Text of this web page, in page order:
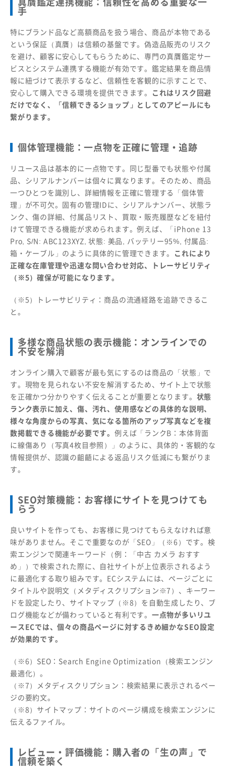
手
特にブランド品など高額商品を扱う場合、商品が本物である
という保証（真贋）は信頼の基盤です。偽造品販売のリスク
を避け、顧客に安心してもらうために、専門の真贋鑑定サー
ビスとシステム連携する機能が有効です。鑑定結果を商品情
報に紐づけて表示するなど、信頼性を客観的に示すことで、
安心して購入できる環境を提供できます。 これはリスク回避
だけでなく、「信頼できるショップ」としてのアピールにも
繋がります。
個体管理機能：一点物を正確に管理・追跡
リユース品は基本的に一点物です。同じ型番でも状態や付属
品、シリアルナンバーは個々に異なります。そのため、商品
一つひとつを識別し、詳細情報を正確に管理する「個体管
理」が不可欠。固有の管理IDに、シリアルナンバー、状態ラ
ンク、傷の詳細、付属品リスト、買取・販売履歴などを紐付
けて管理できる機能が求められます。例えば、「iPhone 13
Pro, S/N: ABC123XYZ, 状態: 美品, バッテリー95%, 付属品:
箱・ケーブル」のように具体的に管理できます。 これにより
正確な在庫管理や迅速な問い合わせ対応、トレーサビリティ
（※5）確保が可能になります。
（※5）トレーサビリティ：商品の流通経路を追跡できるこ
と。
多様な商品状態の表示機能：オンラインでの
不安を解消
オンライン購入で顧客が最も気にするのは商品の「状態」で
す。現物を見られない不安を解消するため、サイト上で状態
を正確かつ分かりやすく伝えることが重要となります。 状態
ランク表示に加え、傷、汚れ、使用感などの具体的な説明、
様々な角度からの写真、気になる箇所のアップ写真などを複
数掲載できる機能が必要です。 例えば「ランクB：本体背面
に線傷あり（写真4枚目参照）」のように、具体的・客観的な
情報提供が、認識の齟齬による返品リスク低減にも繋がりま
す。
SEO対策機能：お客様にサイトを見つけても
らう
良いサイトを作っても、お客様に見つけてもらえなければ意
味がありません。そこで重要なのが「SEO」（※6）です。検
索エンジンで関連キーワード（例：「中古 カメラ おすす
め」）で検索された際に、自社サイトが上位表示されるよう
に最適化する取り組みです。ECシステムには、ページごとに
タイトルや説明文（メタディスクリプション※7）、キーワー
ドを設定したり、サイトマップ（※8）を自動生成したり、ブ
ログ機能などが備わっていると有利です。 一点物が多いリユ
ースECでは、個々の商品ページに対するきめ細かなSEO設定
が効果的です。
（※6）SEO：Search Engine Optimization（検索エンジン
最適化）。
（※7）メタディスクリプション：検索結果に表示されるペー
ジの要約文。
（※8）サイトマップ：サイトのページ構成を検索エンジンに
伝えるファイル。
レビュー・評価機能：購入者の「生の声」で
信頼を築く